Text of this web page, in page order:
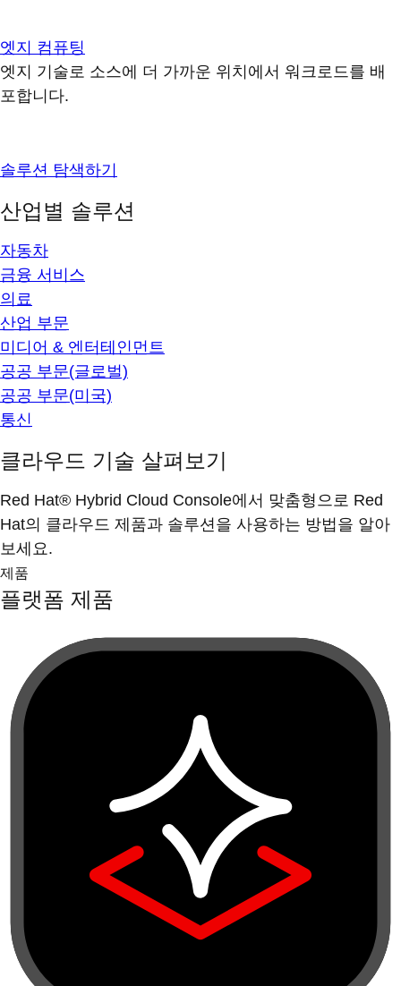
엣지 컴퓨팅
엣지 기술로 소스에 더 가까운 위치에서 워크로드를 배
포합니다.
솔루션 탐색하기
산업별 솔루션
자동차
금융 서비스
의료
산업 부문
미디어 & 엔터테인먼트
공공 부문(글로벌)
공공 부문(미국)
통신
클라우드 기술 살펴보기
Red Hat® Hybrid Cloud Console에서 맞춤형으로 Red
Hat의 클라우드 제품과 솔루션을 사용하는 방법을 알아
보세요.
제품
플랫폼 제품